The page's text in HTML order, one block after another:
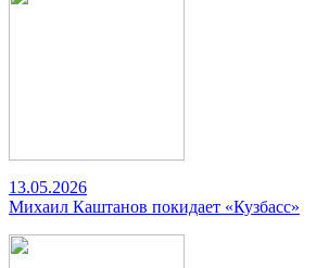
13.05.2026
Михаил Каштанов покидает «Кузбасс»